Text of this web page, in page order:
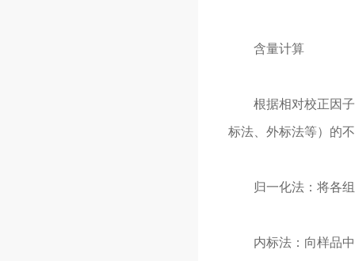
含量计算
根据相对校正因子
标法、外标法等）的
归一化法：将各组
内标法：向样品中